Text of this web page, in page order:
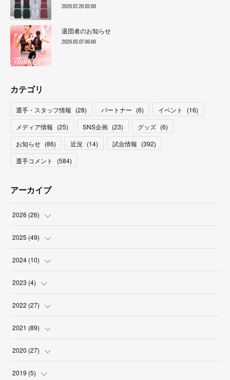
2026.07.20 02:00
退団者のお知らせ
2026.05.07 06:00
カテゴリ
選手・スタッフ情報 (28) パートナー (6) イベント (16)
メディア情報 (25) SNS企画 (23) グッズ (6)
お知らせ (86) 近況 (14) 試合情報 (392)
選手コメント
(584)
アーカイブ
2026 (26)
(2
(2
(
(3
2025 (49)
(6
( 10
(8
(4
2024 (10)
( )
(2
(1
(3
2023 (4)
(1
(3
2022 (27)
(2
(4
(
2021 (89)
(5
( )
2020 (27)
( )
2019 (5)